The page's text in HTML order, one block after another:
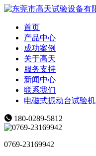
首页
产品中心
成功案例
关于高天
服务支持
新闻中心
联系我们
电磁式振动台试验机
180-0289-5812
0769-23169942